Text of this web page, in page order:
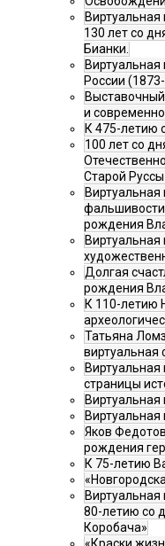
130 лет со
Бианки.
России
и
К 475-летию
100 лет со
Старой
Виртуальная
фальшивости
рождения
Долгая
рождения
К 110-летию
Татьяна
виртуальная
страницы
Виртуальная
Яков
рождения
К 75-летию
80-летию со
Коробача»